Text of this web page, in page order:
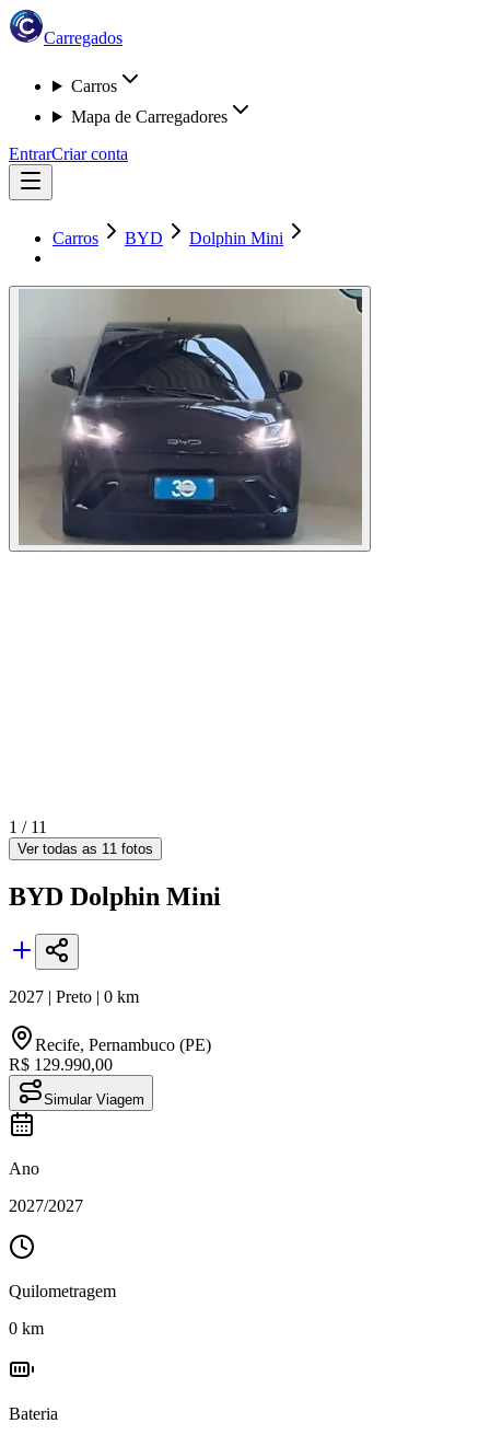
Carregados
Carros
Mapa de Carregadores
EntrarCriar conta
Carros BYD Dolphin Mini
1 / 11
Ver todas as 11 fotos
BYD Dolphin Mini
2027 | Preto | 0 km
Recife, Pernambuco (PE)
R$ 129.990,00
Simular Viagem
Ano
2027/2027
Quilometragem
0 km
Bateria